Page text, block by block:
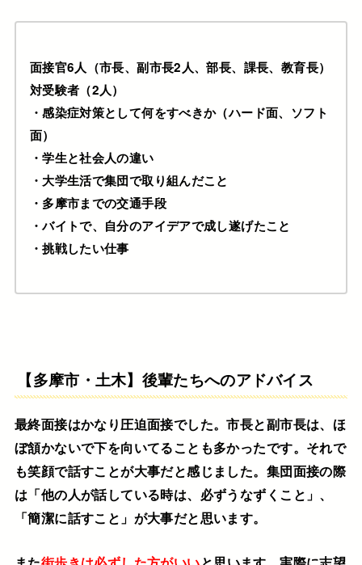
面接官6人（市長、副市長2人、部長、課長、教育長）
対受験者（2人）
・感染症対策として何をすべきか（ハード面、ソフト
面）
・学生と社会人の違い
・大学生活で集団で取り組んだこと
・多摩市までの交通手段
・バイトで、自分のアイデアで成し遂げたこと
・挑戦したい仕事
【多摩市・土木】後輩たちへのアドバイス
最終面接はかなり圧迫面接でした。市長と副市長は、ほ
ぼ頷かないで下を向いてることも多かったです。それで
も笑顔で話すことが大事だと感じました。集団面接の際
は「他の人が話している時は、必ずうなずくこと」、
「簡潔に話すこと」が大事だと思います。